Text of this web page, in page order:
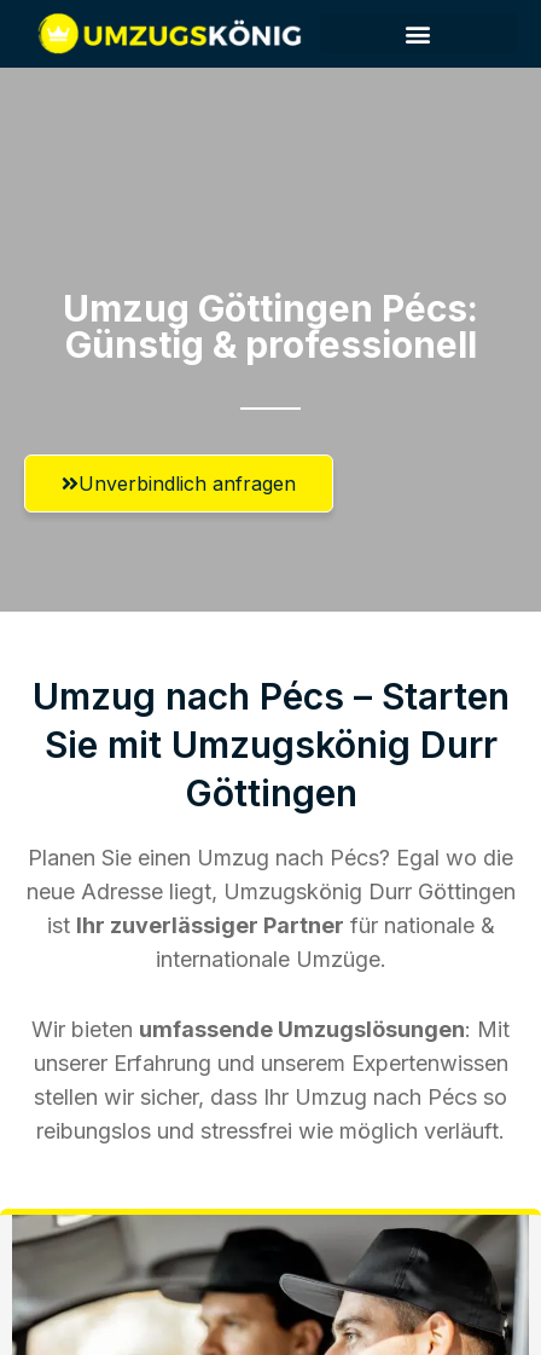
Umzug Göttingen​ Pécs:
Günstig & professionell​
Unverbindlich anfragen
Umzug nach Pécs – Starten
Sie mit Umzugskönig Durr
Göttingen
Planen Sie einen Umzug nach Pécs? Egal wo die
neue Adresse liegt, Umzugskönig Durr Göttingen
ist Ihr zuverlässiger Partner für nationale &
internationale Umzüge.
Wir bieten umfassende Umzugslösungen: Mit
unserer Erfahrung und unserem Expertenwissen
stellen wir sicher, dass Ihr Umzug nach Pécs so
reibungslos und stressfrei wie möglich verläuft.